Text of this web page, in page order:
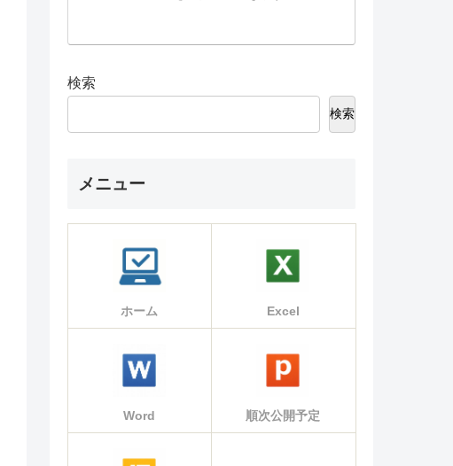
検索
検索
メニュー
ホーム Excel
Word 順次公開予定